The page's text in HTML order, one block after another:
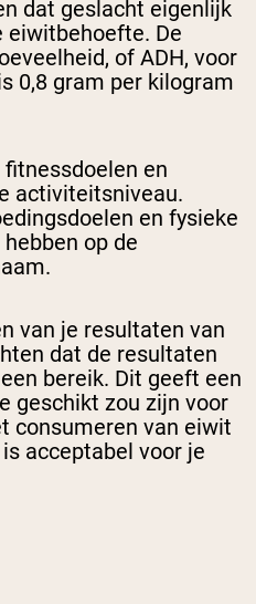
dat geslacht eigenlijk
eiwitbehoefte. De
of ADH, voor
0,8 gram per kilogram
en
activiteitsniveau.
en fysieke
op de
van je resultaten van
dat de resultaten
bereik. Dit geeft een
geschikt zou zijn voor
consumeren van eiwit
acceptabel voor je